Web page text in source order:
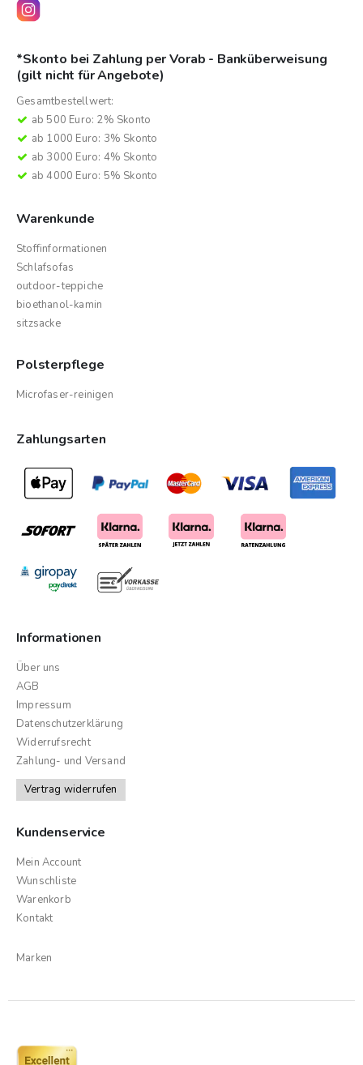
*Skonto bei Zahlung per Vorab - Banküberweisung
(gilt nicht für Angebote)
Gesamtbestellwert:
ab 500 Euro: 2% Skonto
ab 1000 Euro: 3% Skonto
ab 3000 Euro: 4% Skonto
ab 4000 Euro: 5% Skonto
Warenkunde
Stoffinformationen
Schlafsofas
outdoor-teppiche
bioethanol-kamin
sitzsacke
Polsterpflege
Microfaser-reinigen
Zahlungsarten
Informationen
Über uns
AGB
Impressum
Datenschutzerklärung
Widerrufsrecht
Zahlung- und Versand
Vertrag widerrufen
Kundenservice
Mein Account
Wunschliste
Warenkorb
Kontakt
Marken